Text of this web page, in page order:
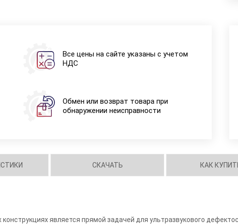
Все цены на сайте указаны с учетом
НДС
Обмен или возврат товара при
обнаружении неисправности
СКАЧАТЬ КАК
является прямой задачей для ультразвукового